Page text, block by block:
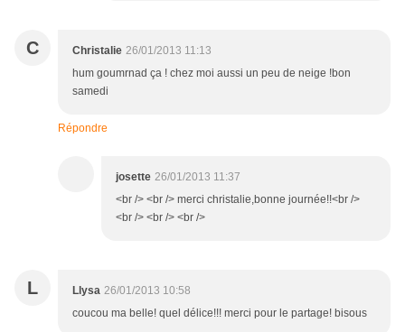
C Christalie 26/01/2013 11:13
hum goumrnad ça ! chez moi aussi un peu de neige !bon
samedi
Répondre
josette 26/01/2013 11:37
<br /> <br /> merci christalie,bonne journée!!<br />
<br /> <br /> <br />
L Llysa 26/01/2013 10:58
coucou ma belle! quel délice!!! merci pour le partage! bisous